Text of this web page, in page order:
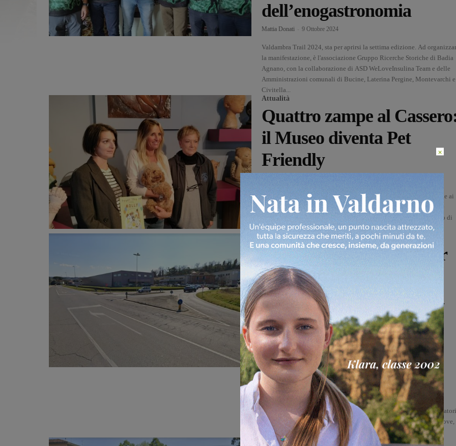
dell’enogastronomia
Mattia Donati 9 Ottobre 2024
Valdambra Trail 2024, sta per aprirsi la settima edizione. Ad
la manifestazione, è l'associazione Gruppo Ricerche Storiche di Badia
Agnano, con la collaborazione di ASD WeLoveInsulina Team e delle
Amministrazioni comunali di Bucine, Laterina Pergine, Montevarchi e
Civitella...
Attualità
Quattro zampe al
il Museo diventa Pet
Friendly
Il Museo Il Cassero Per la Scultura apre ufficialmente le porte anche ai
nostri amici a quattro zampe. Questo fine settimana si terranno due
eventi volti ad inaugurare questa nuova iniziativa, con uno spazio di
riguardo dedicato ai più piccoli....
Attualità
Levane, al via i lavori per
la rotatoria nell’area
industriale. “Frutto della
collaborazione tra i
Comuni di Bucine e
Montevarchi”
Monica Campani 28 Luglio 2024
Prenderanno il via lunedì 29 luglio i lavori finalizzati a un'opera
importante per la viabilità di tutta la SR 69 e del fondovalle: la
nell'area industriale di Levane, tra via Aretina, via Valiani e via Giove,
nei comuni...
Attualità
×